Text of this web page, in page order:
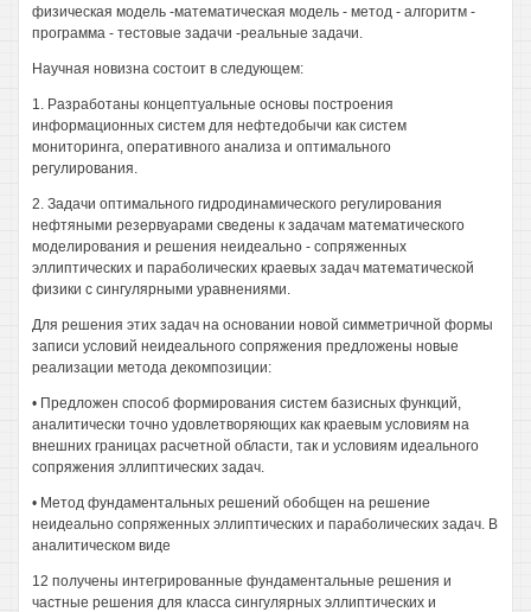
физическая модель -математическая модель - метод - алгоритм -
программа - тестовые задачи -реальные задачи.
Научная новизна состоит в следующем:
1. Разработаны концептуальные основы построения
информационных систем для нефтедобычи как систем
мониторинга, оперативного анализа и оптимального
регулирования.
2. Задачи оптимального гидродинамического регулирования
нефтяными резервуарами сведены к задачам математического
моделирования и решения неидеально - сопряженных
эллиптических и параболических краевых задач математической
физики с сингулярными уравнениями.
Для решения этих задач на основании новой симметричной формы
записи условий неидеального сопряжения предложены новые
реализации метода декомпозиции:
• Предложен способ формирования систем базисных функций,
аналитически точно удовлетворяющих как краевым условиям на
внешних границах расчетной области, так и условиям идеального
сопряжения эллиптических задач.
• Метод фундаментальных решений обобщен на решение
неидеально сопряженных эллиптических и параболических задач. В
аналитическом виде
12 получены интегрированные фундаментальные решения и
частные решения для класса сингулярных эллиптических и